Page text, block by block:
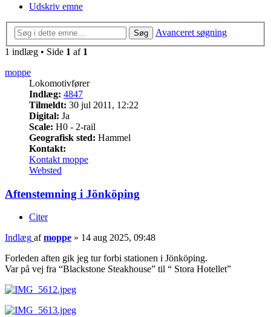
Udskriv emne
Søg
Avanceret søgning
1 indlæg • Side 1 af 1
moppe
Lokomotivfører
Indlæg: 4847
Tilmeldt: 30 jul 2011, 12:22
Digital: Ja
Scale: H0 - 2-rail
Geografisk sted: Hammel
Kontakt:
Kontakt moppe
Websted
Aftenstemning i Jönköping
Citer
Indlæg afmoppe » 14 aug 2025, 09:48
Forleden aften gik jeg tur forbi stationen i Jönköping.
Var på vej fra “Blackstone Steakhouse” til “ Stora Hotellet”